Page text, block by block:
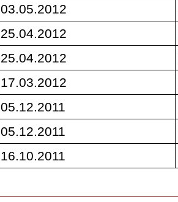
03.05.2012
25.04.2012
25.04.2012
17.03.2012
05.12.2011
05.12.2011
16.10.2011